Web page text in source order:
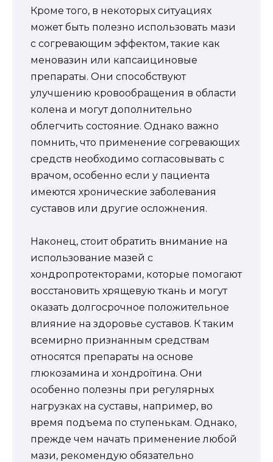
Кроме того, в некоторых ситуациях
может быть полезно использовать мази
с согревающим эффектом, такие как
меновазин или капсаициновые
препараты. Они способствуют
улучшению кровообращения в области
колена и могут дополнительно
облегчить состояние. Однако важно
помнить, что применение согревающих
средств необходимо согласовывать с
врачом, особенно если у пациента
имеются хронические заболевания
суставов или другие осложнения.
Наконец, стоит обратить внимание на
использование мазей с
хондропротекторами, которые помогают
восстановить хрящевую ткань и могут
оказать долгосрочное положительное
влияние на здоровье суставов. К таким
всемирно признанным средствам
относятся препараты на основе
глюкозамина и хондроїтина. Они
особенно полезны при регулярных
нагрузках на суставы, например, во
время подъема по ступенькам. Однако,
прежде чем начать применение любой
мази, рекомендую обязательно